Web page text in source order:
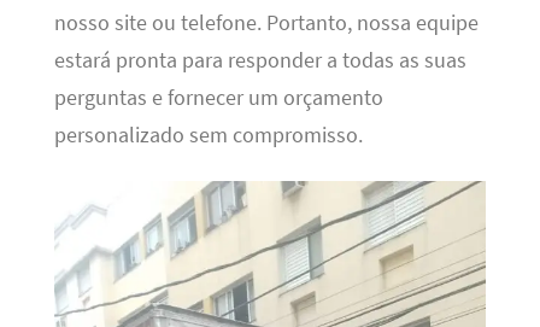
nosso site ou telefone. Portanto, nossa equipe
estará pronta para responder a todas as suas
perguntas e fornecer um orçamento
personalizado sem compromisso.